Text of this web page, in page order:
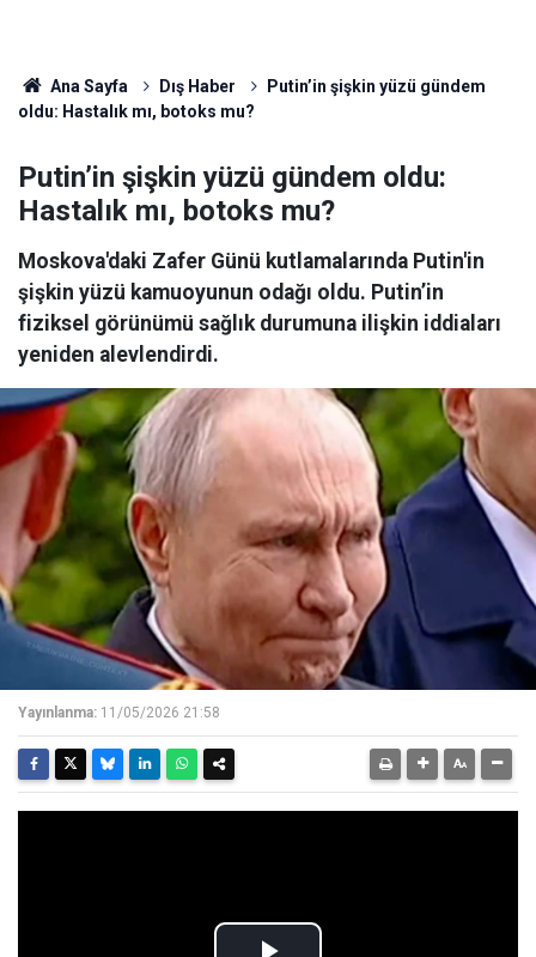
Ana Sayfa Dış Haber
Putin’in şişkin yüzü gündem
oldu: Hastalık mı, botoks mu?
Putin’in şişkin yüzü gündem oldu:
Hastalık mı, botoks mu?
Moskova'daki Zafer Günü kutlamalarında Putin'in
şişkin yüzü kamuoyunun odağı oldu. Putin’in
fiziksel görünümü sağlık durumuna ilişkin iddiaları
yeniden alevlendirdi.
Yayınlanma: 11/05/2026 21:58